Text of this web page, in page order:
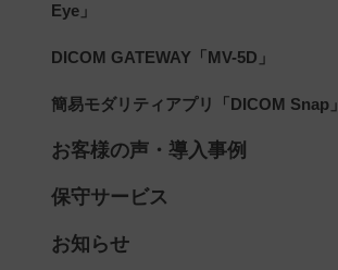
Eye」
DICOM GATEWAY「MV-5D」
簡易モダリティアプリ「DICOM Snap」
お客様の声・導入事例
保守サービス
お知らせ